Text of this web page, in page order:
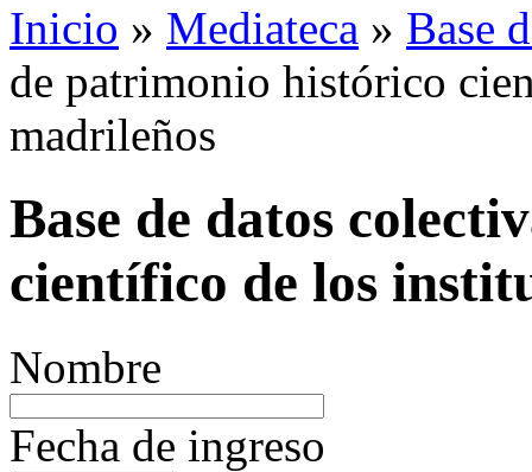
Inicio » Mediateca » Base
de patrimonio histórico
madrileños
Base de datos
científico de los
Nombre
Fecha de ingreso